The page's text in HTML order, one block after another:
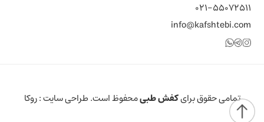
۰۲۱-۵۵۰۷۲۵۱۱
info@kafshtebi.com
اینستاگرام
تلگرامواتساپ
تمامی حقوق برایکفش طبیمحفوظ است. طراحی سایت :روکا